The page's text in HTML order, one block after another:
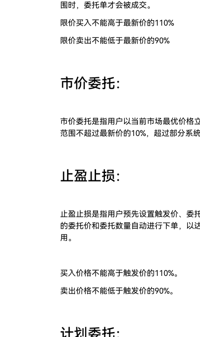
围时，委托单才会被成交。
限价买入不能高于最新价的110%
限价卖出不能低于最新价的90%
市价委托：
市价委托是指用户以当前市场最优价格
范围不超过最新价的10%，超过部分系
止盈止损：
止盈止损是指用户预先设置触发价、委
的委托价和委托数量自动进行下单，以
用。
买入价格不能高于触发价的110%。
卖出价格不能低于触发价的90%。